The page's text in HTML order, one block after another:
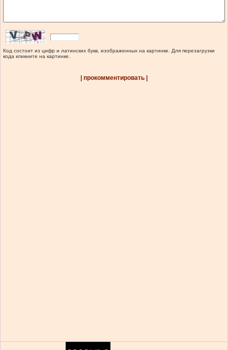
Код состоит из цифр и латинских букв, изображенных на картинке. Для перезагрузки
кода кликните на картинке.
| прокомментировать |